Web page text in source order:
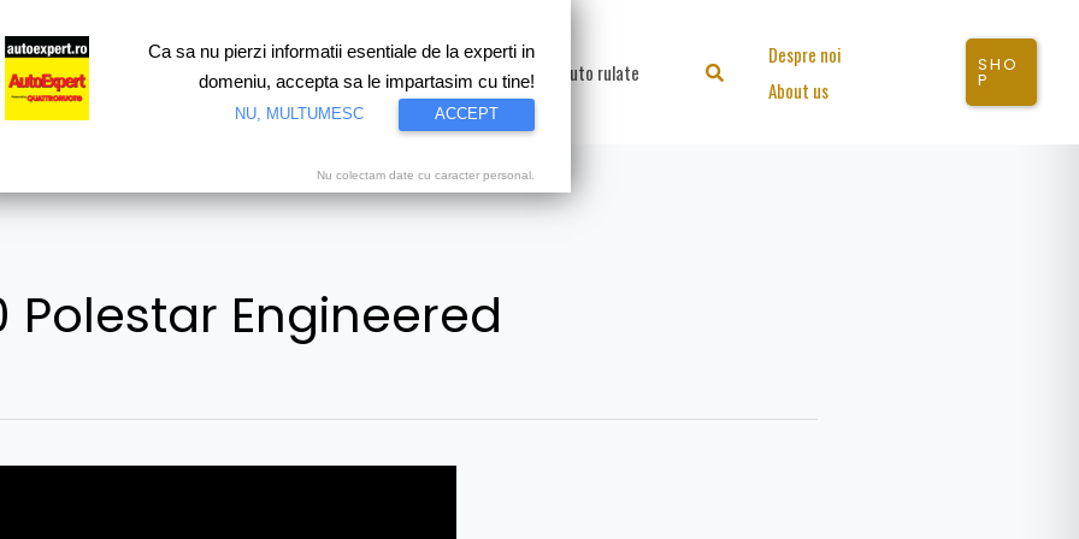
Test drive Motorsport Proiecte speciale Video Auto rulate Search
Despre noi
About us
SHO
P
Polestar Engineered
Ca sa nu pierzi informatii esentiale de la experti in
domeniu, accepta sa le impartasim cu tine!
NU, MULTUMESC ACCEPT
Nu colectam date cu caracter personal.